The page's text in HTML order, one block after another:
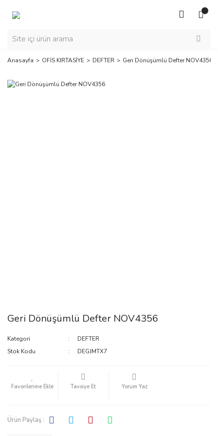
Anasayfa OFİS KIRTASİYE DEFTER Geri Dönüşümlü Defter NOV4356
Geri Dönüşümlü Defter NOV4356
Kategori
DEFTER
Stok Kodu
DEGJMTX7
Tavsiye Et Yorum Yaz
Ürün Paylaş :